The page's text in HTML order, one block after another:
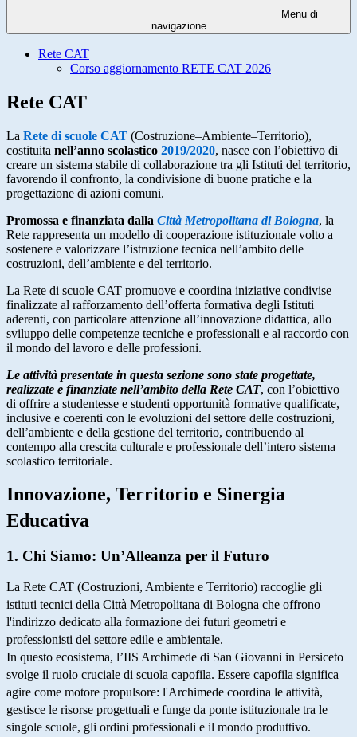
Menu di
navigazione
Rete CAT
Corso aggiornamento RETE CAT 2026
Rete CAT
La Rete di scuole CAT (Costruzione–Ambiente–Territorio),
costituita nell’anno scolastico 2019/2020, nasce con l’obiettivo di
creare un sistema stabile di collaborazione tra gli Istituti del territorio,
favorendo il confronto, la condivisione di buone pratiche e la
progettazione di azioni comuni.
Promossa e finanziata dalla Città Metropolitana di Bologna, la
Rete rappresenta un modello di cooperazione istituzionale volto a
sostenere e valorizzare l’istruzione tecnica nell’ambito delle
costruzioni, dell’ambiente e del territorio.
La Rete di scuole CAT promuove e coordina iniziative condivise
finalizzate al rafforzamento dell’offerta formativa degli Istituti
aderenti, con particolare attenzione all’innovazione didattica, allo
sviluppo delle competenze tecniche e professionali e al raccordo con
il mondo del lavoro e delle professioni.
Le attività presentate in questa sezione sono state progettate,
realizzate e finanziate nell’ambito della Rete CAT, con l’obiettivo
di offrire a studentesse e studenti opportunità formative qualificate,
inclusive e coerenti con le evoluzioni del settore delle costruzioni,
dell’ambiente e della gestione del territorio, contribuendo al
contempo alla crescita culturale e professionale dell’intero sistema
scolastico territoriale.
Innovazione, Territorio e Sinergia
Educativa
1. Chi Siamo: Un’Alleanza per il Futuro
La Rete CAT (Costruzioni, Ambiente e Territorio) raccoglie gli
istituti tecnici della Città Metropolitana di Bologna che offrono
l'indirizzo dedicato alla formazione dei futuri geometri e
professionisti del settore edile e ambientale.
In questo ecosistema, l’IIS Archimede di San Giovanni in Persiceto
svolge il ruolo cruciale di scuola capofila. Essere capofila significa
agire come motore propulsore: l'Archimede coordina le attività,
gestisce le risorse progettuali e funge da ponte istituzionale tra le
singole scuole, gli ordini professionali e il mondo produttivo.